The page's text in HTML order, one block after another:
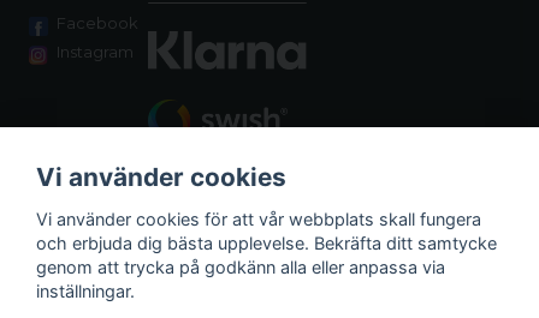
Facebook
Instagram
Fraktalternativ
Vi använder cookies
Vi använder cookies för att vår webbplats skall fungera
och erbjuda dig bästa upplevelse. Bekräfta ditt samtycke
genom att trycka på godkänn alla eller anpassa via
inställningar.